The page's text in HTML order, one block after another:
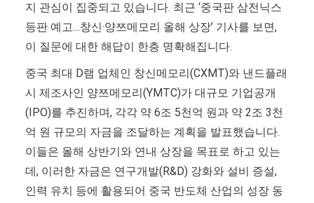
지 관심이 집중되고 있습니다. 최근 ‘중국판 삼전닉스
등판 예고…창신·양쯔메모리 올해 상장’ 기사를 보면,
이 질문에 대한 해답이 한층 명확해집니다.
중국 최대 D램 업체인 창신메모리(CXMT)와 낸드플래
시 제조사인 양쯔메모리(YMTC)가 대규모 기업공개
(IPO)를 추진하며, 각각 약 6조 5천억 원과 약 2조 3천
억 원 규모의 자금을 조달하는 계획을 발표했습니다.
이들은 올해 상반기와 연내 상장을 목표로 하고 있는
데, 이러한 자금은 연구개발(R&D) 강화와 설비 증설,
인력 유치 등에 활용되어 중국 반도체 산업의 성장 동